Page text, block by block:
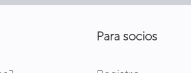
Para socios